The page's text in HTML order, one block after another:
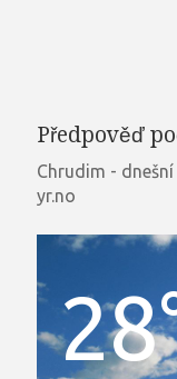
Předpověď
Chrudim -
yr.no